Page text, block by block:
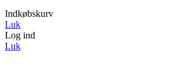
Indkøbskurv
Luk
Log ind
Luk